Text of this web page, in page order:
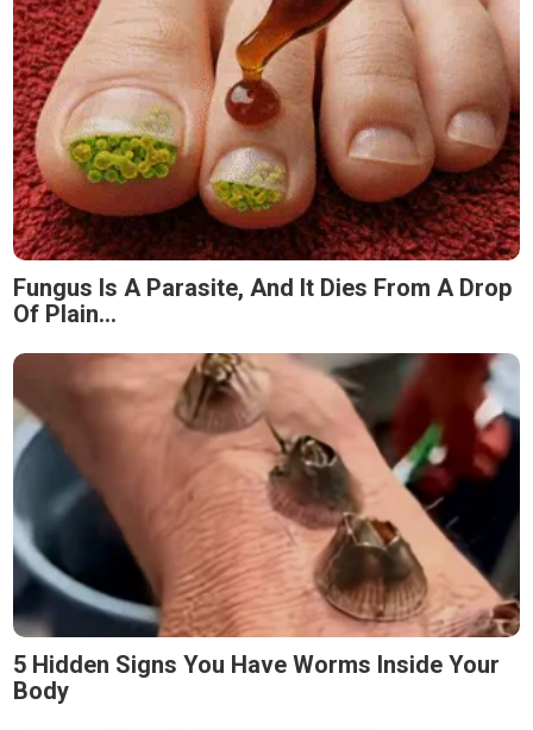
Fungus Is A Parasite, And It Dies From A Drop
Of Plain...
5 Hidden Signs You Have Worms Inside Your
Body